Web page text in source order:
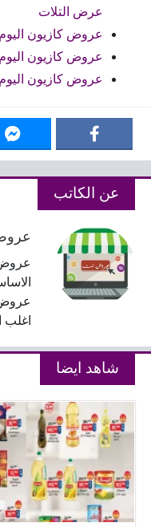
عرض التلات
عروض كازيون اليوم 10 اغسطس 2026
عروض كازيون اليوم 9 اغسطس 2026
عروض كازيون اليوم السبت 8 حتى
عن الكاتب
عروض
اغلب
شاهد ايضا